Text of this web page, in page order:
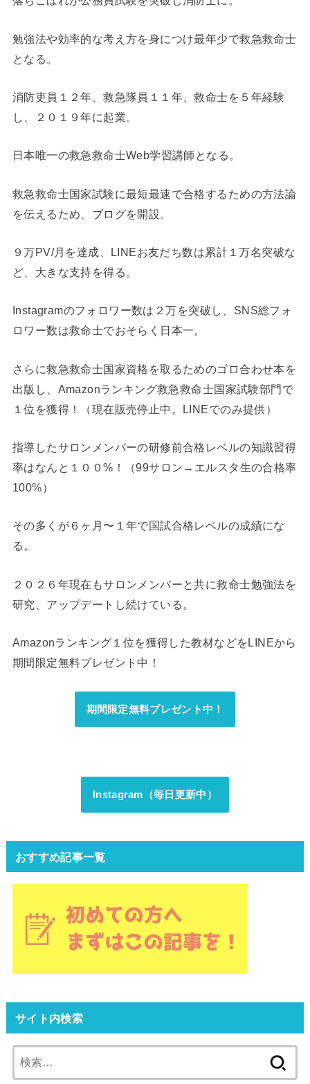
勉強法や効率的な考え方を身につけ最年少で救急救命士
となる。
消防吏員１２年、救急隊員１１年、救命士を５年経験
し、２０１９年に起業。
日本唯一の救急救命士Web学習講師となる。
救急救命士国家試験に最短最速で合格するための方法論
を伝えるため、ブログを開設。
９万PV/月を達成、LINEお友だち数は累計１万名突破な
ど、大きな支持を得る。
Instagramのフォロワー数は２万を突破し、SNS総フォ
ロワー数は救命士でおそらく日本一。
さらに救急救命士国家資格を取るためのゴロ合わせ本を
出版し、Amazonランキング救急救命士国家試験部門で
１位を獲得！（現在販売停止中。LINEでのみ提供）
指導したサロンメンバーの研修前合格レベルの知識習得
率はなんと１００%！（99サロン→エルスタ生の合格率
100%）
その多くが６ヶ月〜１年で国試合格レベルの成績にな
る。
２０２６年現在もサロンメンバーと共に救命士勉強法を
研究、アップデートし続けている。
Amazonランキング１位を獲得した教材などをLINEから
期間限定無料プレゼント中！
期間限定無料プレゼント中！
Instagram（毎日更新中）
おすすめ記事一覧
サイト内検索
索: